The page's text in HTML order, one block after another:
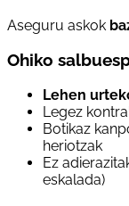
Aseguru askok
Ohiko
Lehen
Legez
Botikaz
heriotzak
Ez
eskalada)